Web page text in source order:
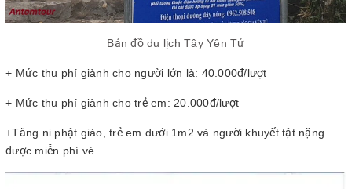
Bản đồ du lịch Tây Yên Tử
+ Mức thu phí giành cho người lớn là: 40.000đ/lượt
+ Mức thu phí giành cho trẻ em: 20.000đ/lượt
+Tăng ni phật giáo, trẻ em dưới 1m2 và người khuyết tật nặng
được miễn phí vé.